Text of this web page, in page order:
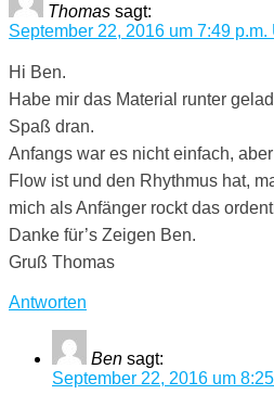
Thomas sagt:
September 22, 2016 um 7:49 p.m.
Hi Ben.
Habe mir das Material runter
Spaß dran.
Anfangs war es nicht einfach,
Flow ist und den Rhythmus hat,
mich als Anfänger rockt das
Danke für’s Zeigen Ben.
Gruß Thomas
Antworten
Ben sagt:
September 22, 2016 um